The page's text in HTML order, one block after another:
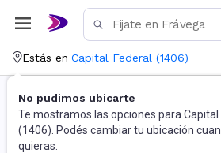
Estás en Capital Federal (1406)
No pudimos ubicarte
Te mostramos las opciones para Capital
(1406). Podés cambiar tu ubicación
quieras.